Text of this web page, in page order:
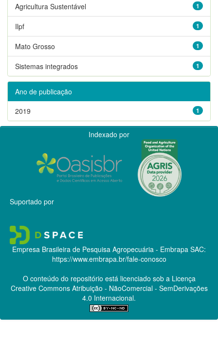
1
Agricultura Sustentável
1
Ilpf
1
Mato Grosso
1
Sistemas integrados
Ano de publicação
1
2019
Indexado por
Suportado por
Empresa Brasileira de Pesquisa Agropecuária - Embrapa SAC:
https://www.embrapa.br/fale-conosco
O conteúdo do repositório está licenciado sob a Licença
Creative CommonsAtribuição - NãoComercial - SemDerivações
4.0 Internacional.